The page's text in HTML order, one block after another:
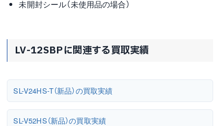
未開封シール（未使用品の場合）
LV-12SBPに関連する買取実績
SL-V24HS-T（新品）の買取実績
SL-V52HS（新品）の買取実績